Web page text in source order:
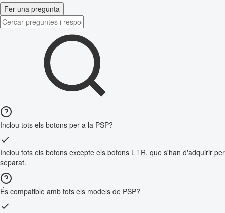
Fer una pregunta
Inclou tots els botons per a la PSP?
Inclou tots els botons excepte els botons L i R, que s'han d'adquirir per
separat.
És compatible amb tots els models de PSP?